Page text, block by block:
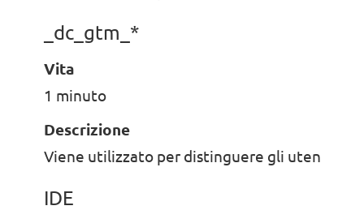
_dc_gtm_*
Vita
1 minuto
Descrizione
Viene utilizzato per distinguere gli utenti del
IDE